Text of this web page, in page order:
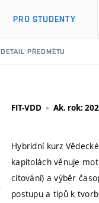
PRO STUDENTY
DETAIL PŘEDMĚTU
FIT-VDD Ak. rok:
Hybridní kurz
kapitolách věnuje
citování) a výběr
postupu a tipů k